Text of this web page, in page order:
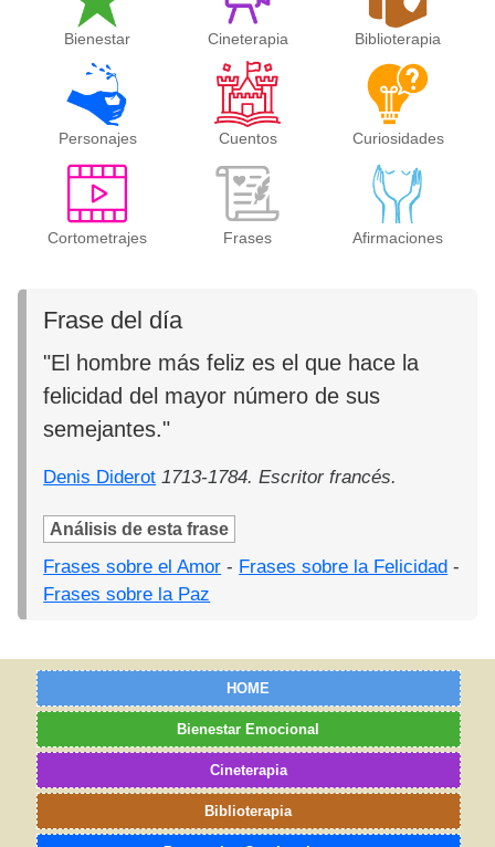
Bienestar Cineterapia Biblioterapia
Personajes Cuentos Curiosidades
Cortometrajes Frases Afirmaciones
Frase del día
"El hombre más feliz es el que hace la
felicidad del mayor número de sus
semejantes."
Denis Diderot 1713-1784. Escritor francés.
Análisis de esta frase
Frases sobre el Amor - Frases sobre la Felicidad -
Frases sobre la Paz
HOME
Bienestar Emocional
Cineterapia
Biblioterapia